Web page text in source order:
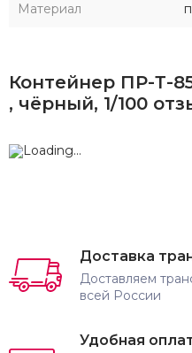
Материал
Контейнер ПР-Т-
, чёрный, 1/100
Доставка
Доставляем
всей России
Удобная